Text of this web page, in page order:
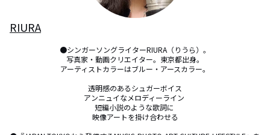
RIURA
●シンガーソングライターRIURA（りうら）。
写真家・動画クリエイター。東京都出身。
アーティストカラーはブルー・アースカラー。
透明感のあるシュガーボイス
アンニュイなメロディーライン
短編小説のような歌詞に
映像アートを掛け合わせる